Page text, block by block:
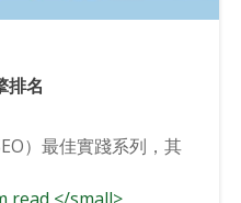
排名
）最佳實踐系列，其